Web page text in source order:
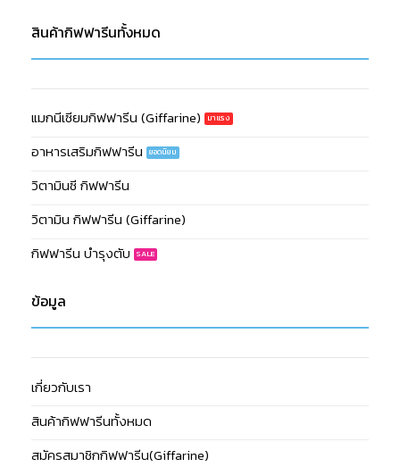
สินค้ากิฟฟารีนทั้งหมด
แมกนีเซียมกิฟฟารีน (Giffarine)
อาหารเสริมกิฟฟารีน
วิตามินซี กิฟฟารีน
วิตามิน กิฟฟารีน (Giffarine)
กิฟฟารีน บำรุงตับ
ข้อมูล
เกี่ยวกับเรา
สินค้ากิฟฟารีนทั้งหมด
สมัครสมาชิกกิฟฟารีน(Giffarine)